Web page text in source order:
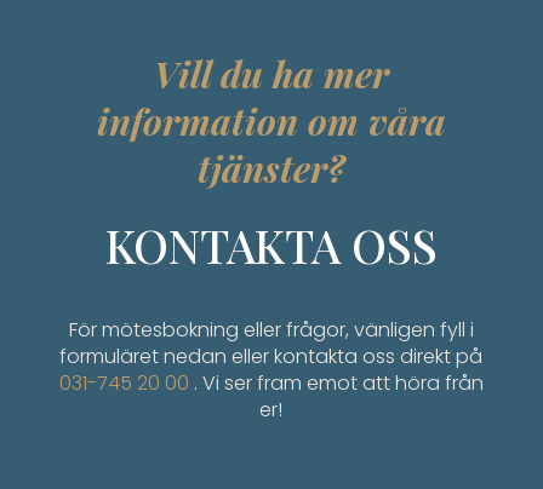
Vill du ha mer
information om våra
tjänster?
KONTAKTA OSS
För mötesbokning eller frågor, vänligen fyll i
formuläret nedan eller kontakta oss direkt på
031-745 20 00 . Vi ser fram emot att höra från
er!